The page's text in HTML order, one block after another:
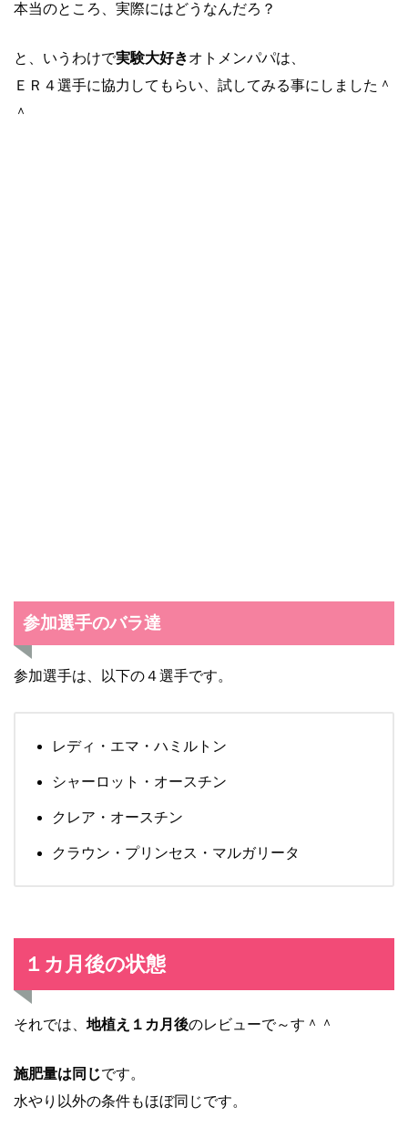
本当のところ、実際にはどうなんだろ？
と、いうわけで実験大好きオトメンパパは、
ＥＲ４選手に協力してもらい、試してみる事にしました＾
＾
参加選手のバラ達
参加選手は、以下の４選手です。
レディ・エマ・ハミルトン
シャーロット・オースチン
クレア・オースチン
クラウン・プリンセス・マルガリータ
１カ月後の状態
それでは、 地植え１カ月後のレビューで～す＾＾
施肥量は同じです。
水やり以外の条件もほぼ同じです。